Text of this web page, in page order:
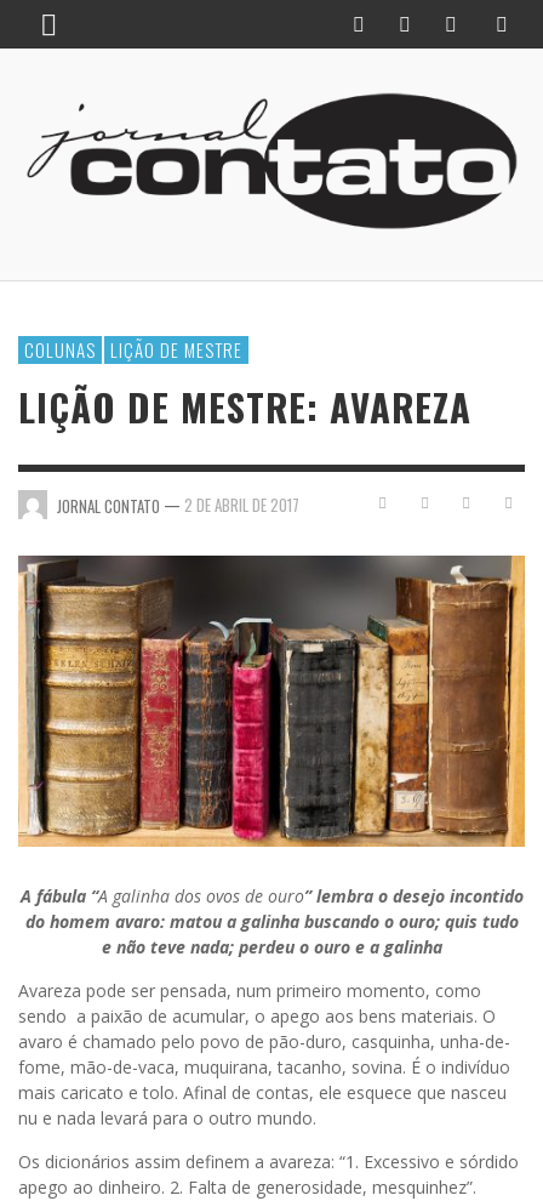
COLUNAS LIÇÃO DE MESTRE
LIÇÃO DE MESTRE: AVAREZA
JORNAL CONTATO — 2 DE ABRIL DE 2017
A fábula “A galinha dos ovos de ouro” lembra o desejo incontido
do homem avaro: matou a galinha buscando o ouro; quis tudo
e não teve nada; perdeu o ouro e a galinha
Avareza pode ser pensada, num primeiro momento, como
sendo a paixão de acumular, o apego aos bens materiais. O
avaro é chamado pelo povo de pão-duro, casquinha, unha-de-
fome, mão-de-vaca, muquirana, tacanho, sovina. É o indivíduo
mais caricato e tolo. Afinal de contas, ele esquece que nasceu
nu e nada levará para o outro mundo.
Os dicionários assim definem a avareza: “1. Excessivo e sórdido
apego ao dinheiro. 2. Falta de generosidade, mesquinhez”.